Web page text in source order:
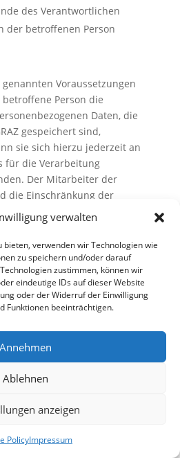
verwalten
verwenden wir Technologien wie
zu speichern und/oder darauf
zustimmen, können wir
eindeutige IDs auf dieser Website
oder der Widerruf der Einwilligung
Funktionen beeinträchtigen.
Annehmen
Ablehnen
anzeigen
PolicyImpressum
des Verantwortlichen
der betroffenen Person
Voraussetzungen
Person die
Daten, die
gespeichert sind,
sie sich hierzu jederzeit an
für die Verarbeitung
Der Mitarbeiter der
die Einschränkung der
personenbezogener
hat das vom Europäischen
gewährte Recht,
Daten,
Person einem
wurden, in einem
und maschinenlesbaren
hat außerdem das Recht,
Verantwortlichen, dem die
Verarbeitung auf der